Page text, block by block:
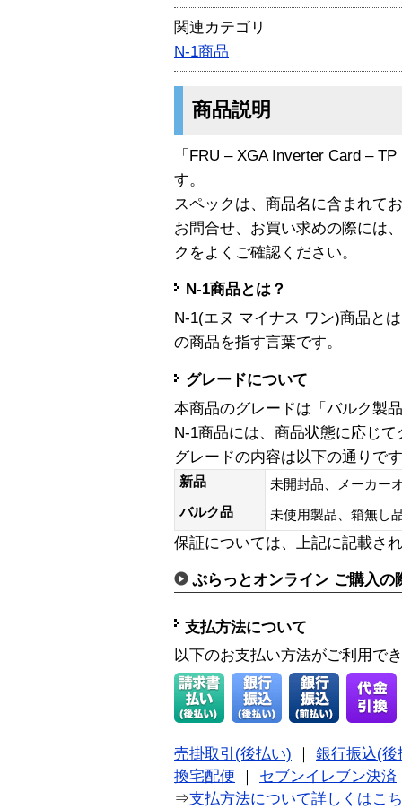
関連カテゴリ
N-1商品
商品説明
「FRU – XGA Inverter Card –
す。
スペックは、商品名に含まれて
お問合せ、お買い求めの際には
クをよくご確認ください。
N-1商品とは？
N-1(エヌ マイナス ワン)商品と
の商品を指す言葉です。
グレードについて
本商品のグレードは「バルク製
N-1商品には、商品状態に応じ
グレードの内容は以下の通りで
新品
未開封品、メーカー
バルク品
未使用製品、箱無
保証については、上記に記載さ
ぷらっとオンライン ご購入の
支払方法について
以下のお支払い方法がご利用で
売掛取引(後払い)
銀行振込(後
換宅配便
セブンイレブン決済
⇒支払方法について詳しくはこ